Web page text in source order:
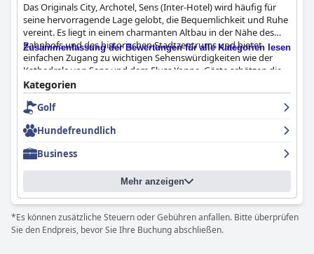
Das Originals City, Archotel, Sens (Inter-Hotel) wird häufig für
seine hervorragende Lage gelobt, die Bequemlichkeit und Ruhe
vereint. Es liegt in einem charmanten Altbau in der Nähe des
Bahnhofs und des historischen Stadtzentrums und bietet
einfachen Zugang zu wichtigen Sehenswürdigkeiten wie der
Kathedrale von Sens und dem Fluss Yonne. Gäste schätzen die
Nähe zu Geschäften, Restaurants und der malerischen
Uferpromenade, während sie die ruhige und erholsame
Atmosphäre des Hotels genießen. Die Verfügbarkeit von
Besucher zusätzlich.
Das Frühstücksservice des Hotels erhält positive Bewertungen
für seine Vielfalt und Qualität. Die Gäste genießen die
umfangreiche Auswahl, die frischen Orangensaft, Käse,
Backwaren, Müsli, Rührei und Croissants umfasst. Trotz einiger
Anmerkungen, dass der Frühstücksbereich beengt ist und der
Preis etwas hoch ist, tragen die großzügigen und köstlichen
Angebote zu einem angenehmen Start in den Tag bei.
Zusammenfassung der Bewertungen für alle Kategorien lesen
Kategorien
Golf
Hundefreundlich
Business
Mehr anzeigen
*Es können zusätzliche Steuern oder Gebühren anfallen. Bitte überprüfen
Sie den Endpreis, bevor Sie Ihre Buchung abschließen.